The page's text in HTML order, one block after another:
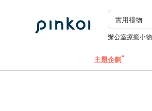
辦公室療癒小物
主題企劃